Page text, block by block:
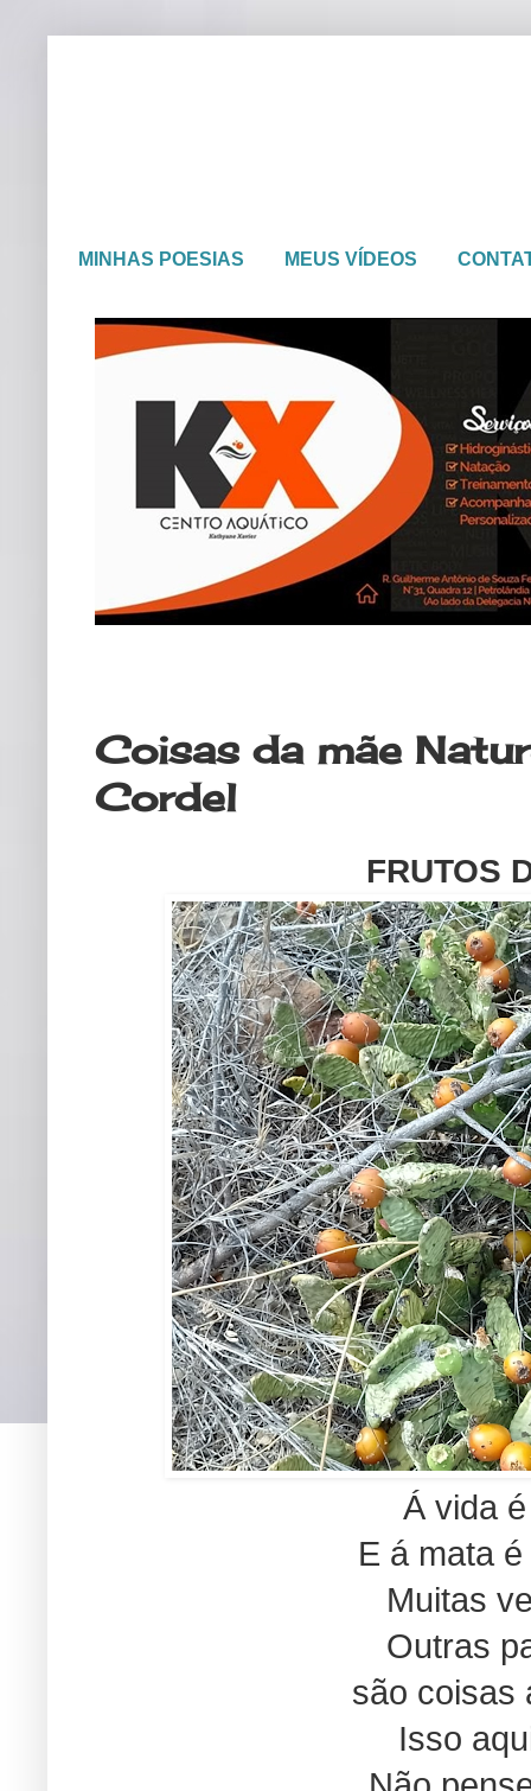
MINHAS POESIAS MEUS VÍDEOS
Coisas da mãe
Cordel
FRUTOS
Á vida
E á mata
Muitas
Outras
são coisas
Isso